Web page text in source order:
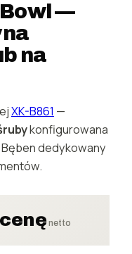
Bowl —
na
XK-B861 —
konfigurowana
dedykowany